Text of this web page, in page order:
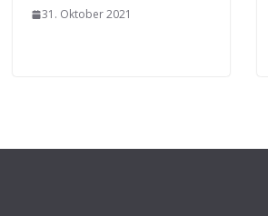
31. Oktober 2021